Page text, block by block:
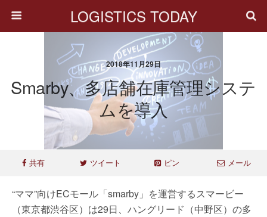
LOGISTICS TODAY
2018年11月29日
Smarby、多店舗在庫管理システ
ムを導入
共有 ツイート ピン メール
“ママ”向けECモール「smarby」を運営するスマービー
（東京都渋谷区）は29日、ハングリード（中野区）の多